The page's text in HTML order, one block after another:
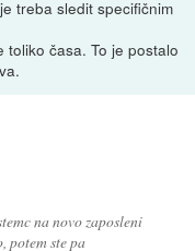
treba sledit specifičnim
toliko časa. To je postalo
na novo zaposleni
potem ste pa